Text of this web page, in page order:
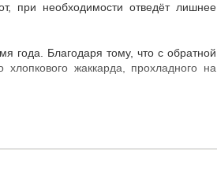
при необходимости отведёт лишнее
года. Благодаря тому, что с обратной
жаккарда, прохладного на
по углам, не деформируется и не